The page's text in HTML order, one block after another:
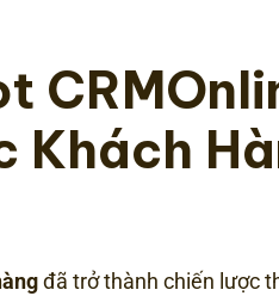
Khách
đã trở thành chiến lược